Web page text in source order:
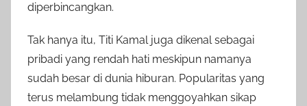
diperbincangkan.
Tak hanya itu, Titi Kamal juga dikenal sebagai
pribadi yang rendah hati meskipun namanya
sudah besar di dunia hiburan. Popularitas yang
terus melambung tidak menggoyahkan sikap